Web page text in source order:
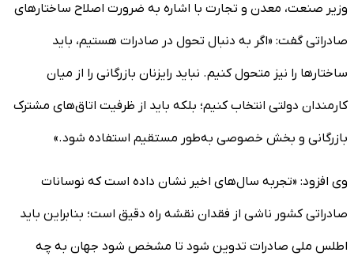
وزیر صنعت، معدن و تجارت با اشاره به ضرورت اصلاح ساختارهای
صادراتی گفت: «اگر به دنبال تحول در صادرات هستیم، باید
ساختارها را نیز متحول کنیم. نباید رایزنان بازرگانی را از میان
کارمندان دولتی انتخاب کنیم؛ بلکه باید از ظرفیت اتاق‌های مشترک
بازرگانی و بخش خصوصی به‌طور مستقیم استفاده شود.»
وی افزود: «تجربه سال‌های اخیر نشان داده است که نوسانات
صادراتی کشور ناشی از فقدان نقشه راه دقیق است؛ بنابراین باید
اطلس ملی صادرات تدوین شود تا مشخص شود جهان به چه